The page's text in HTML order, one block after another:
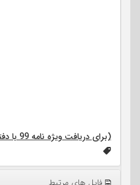
(برای دریافت ویژه نامه 99 با دفتر مجله تماس بگیرید)